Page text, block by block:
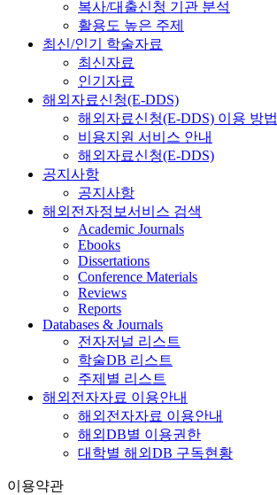
복사/대출신청 기관 분석
활용도 높은 주제
최신/인기 학술자료
최신자료
인기자료
해외자료신청(E-DDS)
해외자료신청(E-DDS) 이용 방법
비용지원 서비스 안내
해외자료신청(E-DDS)
공지사항
공지사항
해외전자정보서비스 검색
Academic Journals
Ebooks
Dissertations
Conference Materials
Reviews
Reports
Databases & Journals
전자저널 리스트
학술DB 리스트
주제별 리스트
해외전자자료 이용안내
해외전자자료 이용안내
해외DB별 이용권한
대학별 해외DB 구독현황
이용약관